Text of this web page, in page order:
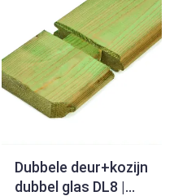
Dubbele deur+kozijn
dubbel glas DL8 |